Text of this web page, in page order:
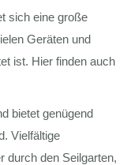
sich eine große
Geräten und
ist. Hier finden auch
bietet genügend
Vielfältige
durch den Seilgarten,